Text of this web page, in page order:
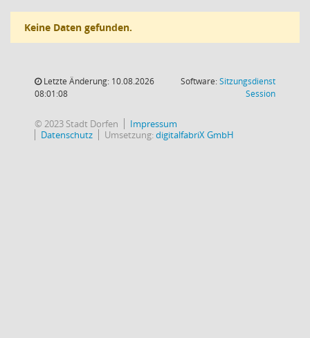
Keine Daten gefunden.
Letzte Änderung: 10.08.2026
08:01:08
Software:Sitzungsdienst
Session(Wird in
© 2023 Stadt Dorfen
Impressum
Datenschutz
Umsetzung:digitalfabriX GmbH